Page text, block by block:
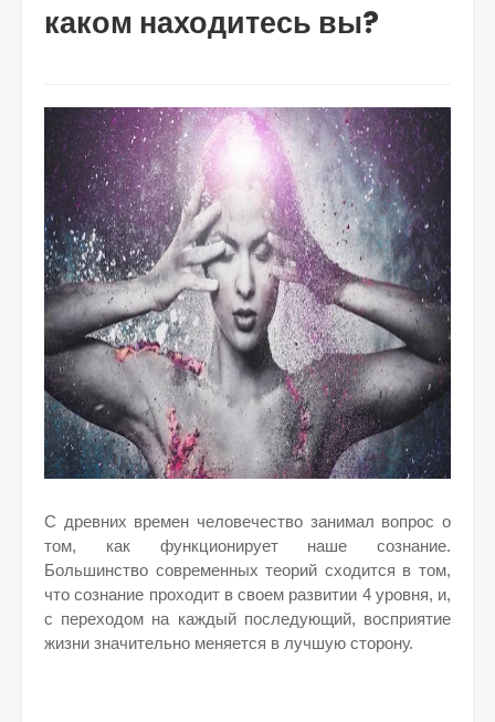
каком находитесь вы?
С древних времен человечество занимал вопрос о
том, как функционирует наше сознание.
Большинство современных теорий сходится в том,
что сознание проходит в своем развитии 4 уровня, и,
с переходом на каждый последующий, восприятие
жизни значительно меняется в лучшую сторону.